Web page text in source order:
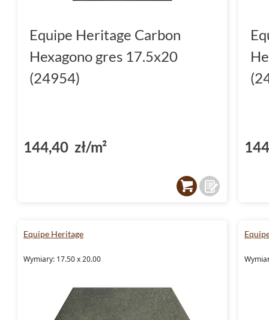
Equipe Heritage Carbon
Hexagono gres 17.5x20
(24954)
144,40 zł/m²
Equipe Heritage
Wymiary: 17.50 x 20.00